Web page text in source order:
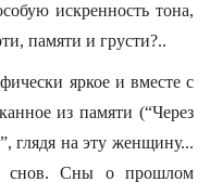
искренность тона,
памяти и грусти?..
яркое и вместе с
из памяти (“Через
глядя на эту женщину...
снов. Сны о прошлом